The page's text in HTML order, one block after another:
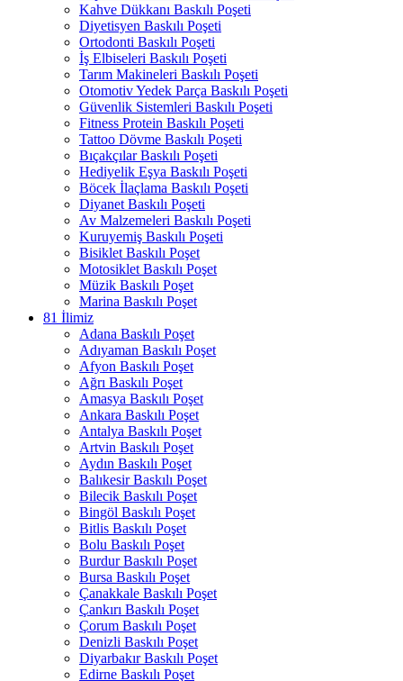
Kahve Dükkanı Baskılı Poşeti
Diyetisyen Baskılı Poşeti
Ortodonti Baskılı Poşeti
İş Elbiseleri Baskılı Poşeti
Tarım Makineleri Baskılı Poşeti
Otomotiv Yedek Parça Baskılı Poşeti
Güvenlik Sistemleri Baskılı Poşeti
Fitness Protein Baskılı Poşeti
Tattoo Dövme Baskılı Poşeti
Bıçakçılar Baskılı Poşeti
Hediyelik Eşya Baskılı Poşeti
Böcek İlaçlama Baskılı Poşeti
Diyanet Baskılı Poşeti
Av Malzemeleri Baskılı Poşeti
Kuruyemiş Baskılı Poşeti
Bisiklet Baskılı Poşet
Motosiklet Baskılı Poşet
Müzik Baskılı Poşet
Marina Baskılı Poşet
81 İlimiz
Adana Baskılı Poşet
Adıyaman Baskılı Poşet
Afyon Baskılı Poşet
Ağrı Baskılı Poşet
Amasya Baskılı Poşet
Ankara Baskılı Poşet
Antalya Baskılı Poşet
Artvin Baskılı Poşet
Aydın Baskılı Poşet
Balıkesir Baskılı Poşet
Bilecik Baskılı Poşet
Bingöl Baskılı Poşet
Bitlis Baskılı Poşet
Bolu Baskılı Poşet
Burdur Baskılı Poşet
Bursa Baskılı Poşet
Çanakkale Baskılı Poşet
Çankırı Baskılı Poşet
Çorum Baskılı Poşet
Denizli Baskılı Poşet
Diyarbakır Baskılı Poşet
Edirne Baskılı Poşet